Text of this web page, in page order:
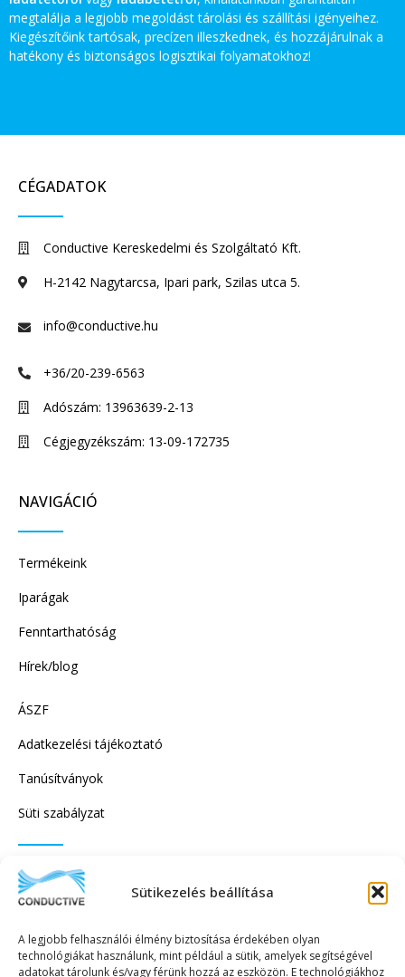
Sütikezelés beállítása
A legjobb felhasználói élmény biztosítása érdekében olyan
technológiákat használunk, mint például a sütik, amelyek segítségével
adatokat tárolunk és/vagy férünk hozzá az eszközön. E technológiákhoz
megtalálja a legjobb megoldást tárolási és szállítási igényeihez.
Kiegészítőink tartósak, precízen illeszkednek, és hozzájárulnak a
hatékony és biztonságos logisztikai folyamatokhoz!
CÉGADATOK
Conductive Kereskedelmi és Szolgáltató Kft.
H-2142 Nagytarcsa, Ipari park, Szilas utca 5.
info@conductive.hu
+36/20-239-6563
Adószám: 13963639-2-13
Cégjegyzékszám: 13-09-172735
NAVIGÁCIÓ
Termékeink
Iparágak
Fenntarthatóság
Hírek/blog
ÁSZF
Adatkezelési tájékoztató
Tanúsítványok
Süti szabályzat
IRATKOZZON FEL HÍRLEVELÜNKRE!